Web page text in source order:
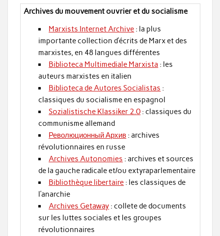
Archives du mouvement ouvrier et du socialisme
Marxists Internet Archive : la plus
importante collection d’écrits de Marx et des
marxistes, en 48 langues différentes
Biblioteca Multimediale Marxista : les
auteurs marxistes en italien
Biblioteca de Autores Socialistas :
classiques du socialisme en espagnol
Sozialistische Klassiker 2.0 : classiques du
communisme allemand
Революционный Архив : archives
révolutionnaires en russe
Archives Autonomies : archives et sources
de la gauche radicale et/ou extyraparlementaire
Bibliothèque libertaire : les classiques de
l’anarchie
Archives Getaway : collete de documents
sur les luttes sociales et les groupes
révolutionnaires